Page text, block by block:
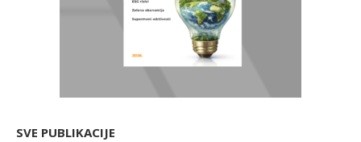
SVE PUBLIKACIJE